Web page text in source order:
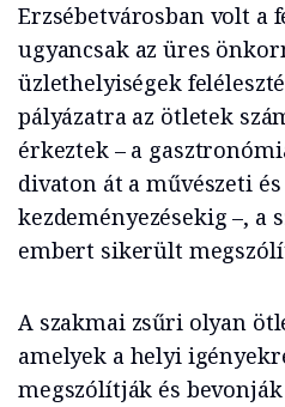
Erzsébetvárosban volt a
ugyancsak az üres
üzlethelyiségek
pályázatra az ötletek
érkeztek – a
divaton át a művészeti
kezdeményezésekig –, a
embert sikerült
A szakmai zsűri olyan
amelyek a helyi
megszólítják és